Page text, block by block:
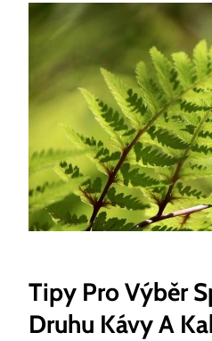
Tipy Pro‍ Výběr
⁣druhu ‌kávy A⁤